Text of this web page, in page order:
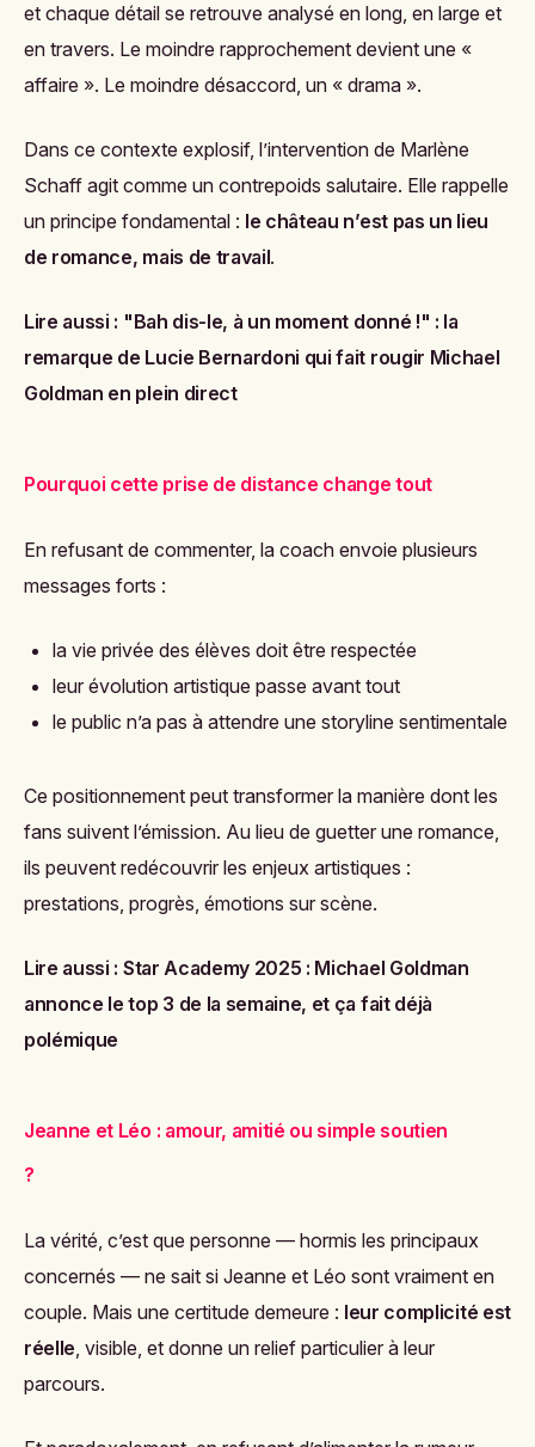
et chaque détail se retrouve analysé en long, en large et
en travers. Le moindre rapprochement devient une «
affaire ». Le moindre désaccord, un « drama ».
Dans ce contexte explosif, l’intervention de Marlène
Schaff agit comme un contrepoids salutaire. Elle rappelle
un principe fondamental : le château n’est pas un lieu
de romance, mais de travail.
Lire aussi : "Bah dis-le, à un moment donné !" : la
remarque de Lucie Bernardoni qui fait rougir Michael
Goldman en plein direct
Pourquoi cette prise de distance change tout
En refusant de commenter, la coach envoie plusieurs
messages forts :
la vie privée des élèves doit être respectée
leur évolution artistique passe avant tout
le public n’a pas à attendre une storyline sentimentale
Ce positionnement peut transformer la manière dont les
fans suivent l’émission. Au lieu de guetter une romance,
ils peuvent redécouvrir les enjeux artistiques :
prestations, progrès, émotions sur scène.
Lire aussi : Star Academy 2025 : Michael Goldman
annonce le top 3 de la semaine, et ça fait déjà
polémique
Jeanne et Léo : amour, amitié ou simple soutien
?
La vérité, c’est que personne — hormis les principaux
concernés — ne sait si Jeanne et Léo sont vraiment en
couple. Mais une certitude demeure : leur complicité est
réelle, visible, et donne un relief particulier à leur
parcours.